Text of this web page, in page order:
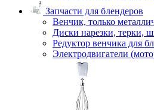
Запчасти для блендеров
Венчик, только
Диски нарезки, терки,
Редуктор венчика для
Электродвигатели